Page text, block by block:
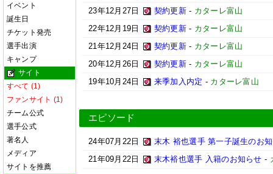
イベント
誕生日
チケット発売
選手出演
キャンプ
サイト
すべて (1)
ファンサイト (1)
チーム公式
選手公式
著名人
メディア
サイトを推薦
23年12月27日
契約更新 - カターレ富山
22年12月19日
契約更新 - カターレ富山
21年12月24日
契約更新 - カターレ富山
20年12月26日
契約更新 - カターレ富山
19年10月24日
来季加入内定 - カターレ富山
エピソード
24年07月22日
末木 裕也選手 第一子誕生のお
21年09月22日
末木裕也選手 入籍のお知らせ -